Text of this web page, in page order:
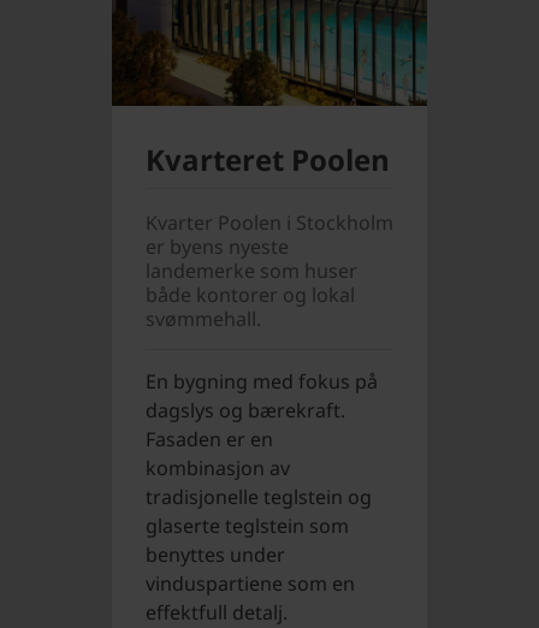
Kvarteret Poolen
Kvarter Poolen i Stockholm
er byens nyeste
landemerke som huser
både kontorer og lokal
svømmehall.
En bygning med fokus på
dagslys og bærekraft.
Fasaden er en
kombinasjon av
tradisjonelle teglstein og
glaserte teglstein som
benyttes under
vinduspartiene som en
effektfull detalj.